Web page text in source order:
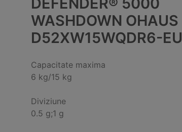
WASHDOWN OHAUS
D52XW15WQDR6-EU
Capacitate maxima
6 kg/15 kg
Diviziune
0.5 g;1 g